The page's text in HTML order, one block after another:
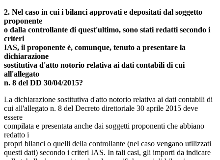
2. Nel caso in cui i bilanci approvati e depositati dal soggetto
proponente
o dalla controllante di quest'ultimo, sono stati redatti secondo i
criteri
IAS, il proponente è, comunque, tenuto a presentare la
dichiarazione
sostitutiva d'atto notorio relativa ai dati contabili di cui
all'allegato
n. 8 del DD 30/04/2015?
La dichiarazione sostitutiva d'atto notorio relativa ai dati contabili di
cui all'allegato n. 8 del Decreto direttoriale 30 aprile 2015 deve
essere
compilata e presentata anche dai soggetti proponenti che abbiano
redatto i
propri bilanci o quelli della controllante (nel caso vengano utilizzati
questi dati) secondo i criteri IAS. In tali casi, gli importi da indicare